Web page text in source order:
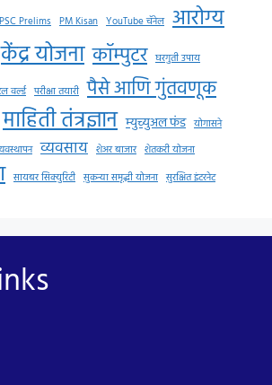
Prelims PM Kisan YouTube चॅनेल आरोग्य
केंद्र योजना कॉम्पुटर घरगुती उपाय
वर्ल्ड परीक्षा तयारी पैसे आणि गुंतवणूक
माहिती तंत्रज्ञान म्युच्युअल फंड योगासने
व्यवसाय शेअर बाजार शेतकरी योजना
सायबर सिक्युरिटी सुकन्या समृद्धी योजना सुरक्षित इंटरनेट